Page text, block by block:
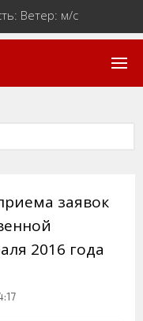
Ветер: м/с
заявок
2016 года